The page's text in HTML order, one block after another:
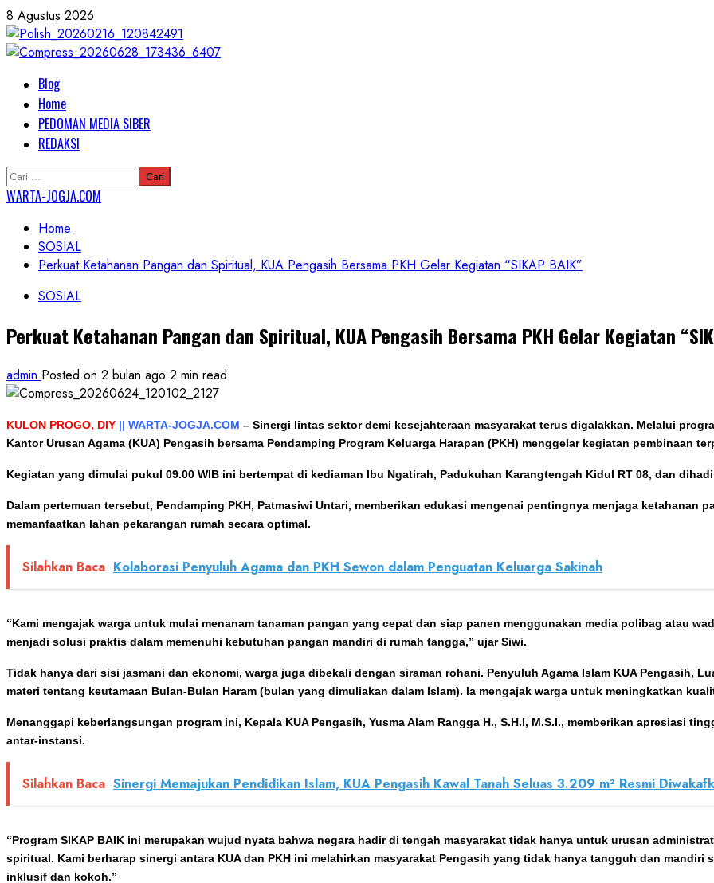
Skip
to
content
8 Agustus 2026
Primary
Menu
Blog
Home
PEDOMAN MEDIA SIBER
REDAKSI
Cari
untuk:
WARTA-JOGJA.COM
Home
SOSIAL
Perkuat Ketahanan Pangan dan Spiritual, KUA Pengasih Bersama PKH Gelar Kegiatan “SIKAP BAIK”
SOSIAL
Perkuat Ketahanan Pangan dan Spiritual, KUA Pengasih Bersama PKH Gelar Kegiatan
admin Posted on 2 bulan ago 2 min read
KULON PROGO, DIY || WARTA-JOGJA.COM – Sinergi lintas sektor demi kesejahteraan masyarakat terus digalakkan. Melalui
Kantor Urusan Agama (KUA) Pengasih bersama Pendamping Program Keluarga Harapan (PKH) menggelar kegiatan pembinaan
Kegiatan yang dimulai pukul 09.00 WIB ini bertempat di kediaman Ibu Ngatirah, Padukuhan Karangtengah Kidul RT 08, dan
Dalam pertemuan tersebut, Pendamping PKH, Patmasiwi Untari, memberikan edukasi mengenai pentingnya menjaga ketahanan
memanfaatkan lahan pekarangan rumah secara optimal.
Silahkan Baca Kolaborasi Penyuluh Agama dan PKH Sewon dalam Penguatan Keluarga Sakinah
“Kami mengajak warga untuk mulai menanam tanaman pangan yang cepat dan siap panen menggunakan media polibag atau
menjadi solusi praktis dalam memenuhi kebutuhan pangan mandiri di rumah tangga,” ujar Siwi.
Tidak hanya dari sisi jasmani dan ekonomi, warga juga dibekali dengan siraman rohani. Penyuluh Agama Islam KUA Pengasih,
materi tentang keutamaan Bulan-Bulan Haram (bulan yang dimuliakan dalam Islam). Ia mengajak warga untuk meningkatkan
Menanggapi keberlangsungan program ini, Kepala KUA Pengasih, Yusma Alam Rangga H., S.H.I, M.S.I., memberikan apresiasi
antar-instansi.
Silahkan Baca Sinergi Memajukan Pendidikan Islam, KUA Pengasih Kawal Tanah Seluas 3.209 m² Resmi
“Program SIKAP BAIK ini merupakan wujud nyata bahwa negara hadir di tengah masyarakat tidak hanya untuk urusan
spiritual. Kami berharap sinergi antara KUA dan PKH ini melahirkan masyarakat Pengasih yang tidak hanya tangguh dan
inklusif dan kokoh.”